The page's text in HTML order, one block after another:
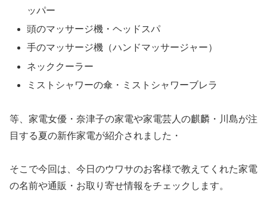
ッパー
頭のマッサージ機・ヘッドスパ
手のマッサージ機（ハンドマッサージャー）
ネッククーラー
ミストシャワーの傘・ミストシャワーブレラ
等、家電女優・奈津子の家電や家電芸人の麒麟・川島が注
目する夏の新作家電が紹介されました・
そこで今回は、今日のウワサのお客様で教えてくれた家電
の名前や通販・お取り寄せ情報をチェックします。